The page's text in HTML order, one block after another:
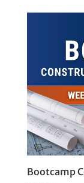
Bootcamp